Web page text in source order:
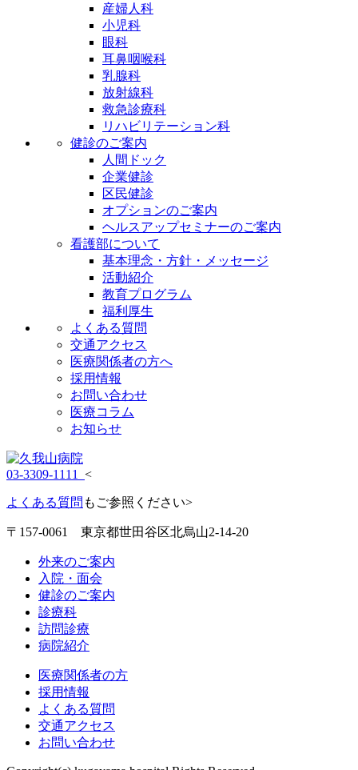
産婦人科
小児科
眼科
耳鼻咽喉科
乳腺科
放射線科
救急診療科
リハビリテーション科
健診のご案内
人間ドック
企業健診
区民健診
オプションのご案内
ヘルスアップセミナーのご案内
看護部について
基本理念・方針・メッセージ
活動紹介
教育プログラム
福利厚生
よくある質問
交通アクセス
医療関係者の方へ
採用情報
お問い合わせ
医療コラム
お知らせ
03-3309-1111 <
よくある質問 もご参照ください>
〒157-0061 東京都世田谷区北烏山2-14-20
外来のご案内
入院・面会
健診のご案内
診療科
訪問診療
病院紹介
医療関係者の方
採用情報
よくある質問
交通アクセス
お問い合わせ